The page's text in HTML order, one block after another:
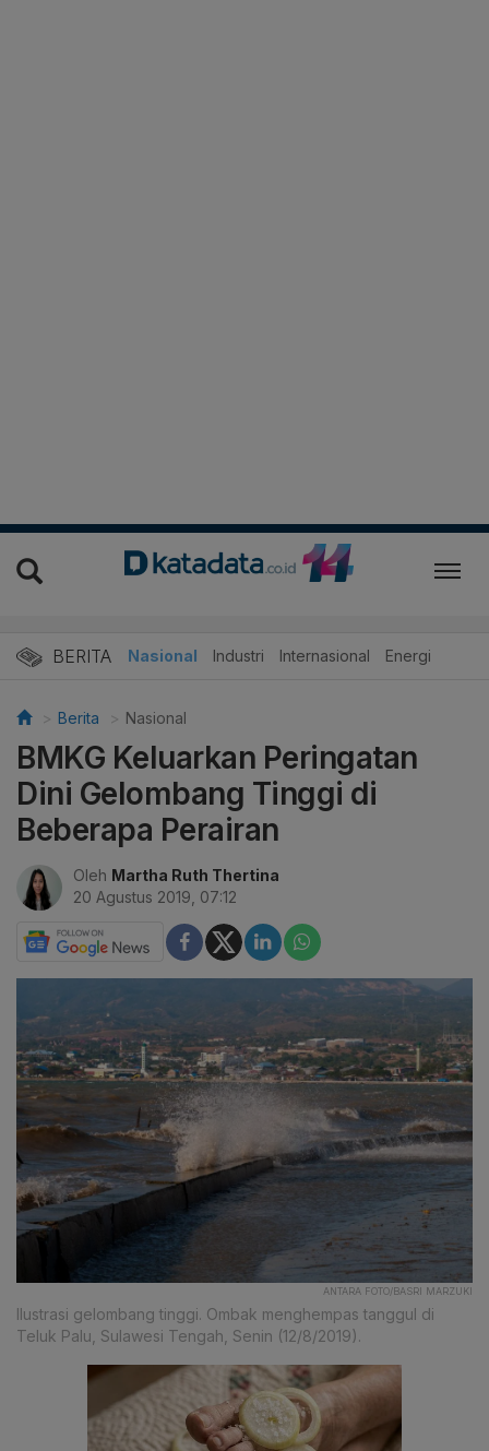
BERITA Nasional Industri Internasional Energi
Berita Nasional
BMKG Keluarkan Peringatan
Dini Gelombang Tinggi di
Beberapa Perairan
Oleh Martha Ruth Thertina
20 Agustus 2019, 07:12
ANTARA FOTO/BASRI MARZUKI
Ilustrasi gelombang tinggi. Ombak menghempas tanggul di
Teluk Palu, Sulawesi Tengah, Senin (12/8/2019).